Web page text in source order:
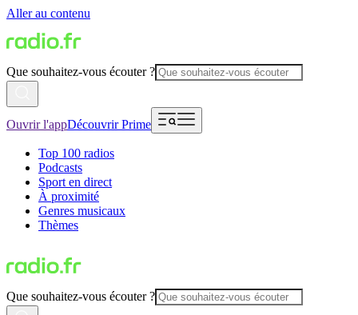
Aller au contenu
Que souhaitez-vous écouter ?
Ouvrir l'appDécouvrir Prime
Top 100 radios
Podcasts
Sport en direct
À proximité
Genres musicaux
Thèmes
Que souhaitez-vous écouter ?